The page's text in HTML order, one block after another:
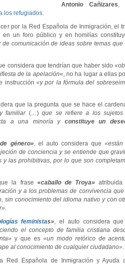
Antonio Cañizares,
los refugiados.
por la Red Española de Inmigración, el
en un foro público y en homilías
comunicación de ideas sobre temas que
considera que tendrían que haber sido
de la apelación«, no ha lugar a ellas
instrucción «y por la fórmula del
que la pregunta que se hace el
familiar(…)que se refiere a los
a una minoría y constituye un
género», el auto considera que
de conciencia y se entiende que
las prohibitivas, por lo que son
la frase «caballo de Troya»
y a los problemas de convivencia
sin conocimiento del idioma nativo y con
.
feministas», el auto considera
el concepto de familia cristiana
y que es «un modo retórico de
al conocimiento de cualquier ciudadano».
Red Española de Inmigración y Ayuda